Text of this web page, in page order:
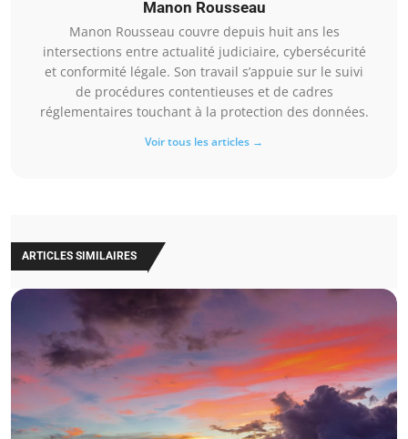
Manon Rousseau
Manon Rousseau couvre depuis huit ans les
intersections entre actualité judiciaire, cybersécurité
et conformité légale. Son travail s’appuie sur le suivi
de procédures contentieuses et de cadres
réglementaires touchant à la protection des données.
Voir tous les articles →
ARTICLES SIMILAIRES